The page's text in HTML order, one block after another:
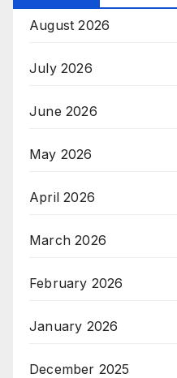
August 2026
July 2026
June 2026
May 2026
April 2026
March 2026
February 2026
January 2026
December 2025